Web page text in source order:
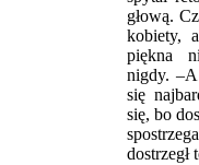
głową.
kobiety,
piękna
nigdy.
się
się, bo
dostrzegł